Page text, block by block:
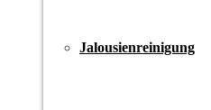
Jalousienreinigung